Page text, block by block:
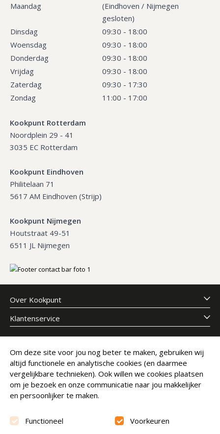
Maandag
(Eindhoven / Nijmegen
gesloten)
Dinsdag
09:30 - 18:00
Woensdag
09:30 - 18:00
Donderdag
09:30 - 18:00
Vrijdag
09:30 - 18:00
Zaterdag
09:30 - 17:30
Zondag
11:00 - 17:00
Kookpunt Rotterdam
Noordplein 29 - 41
3035 EC Rotterdam
Kookpunt Eindhoven
Philitelaan 71
5617 AM Eindhoven (Strijp)
Kookpunt Nijmegen
Houtstraat 49-51
6511 JL Nijmegen
Over Kookpunt
Klantenservice
Meld je aan voor onze nieuwsbrief
E-mailadres
Abonneer
Om deze site voor jou nog beter te maken, gebruiken wij
altijd functionele en analytische cookies (en daarmee
vergelijkbare technieken). Ook willen we cookies plaatsen
om je bezoek en onze communicatie naar jou makkelijker
en persoonlijker te maken.
Functioneel Voorkeuren